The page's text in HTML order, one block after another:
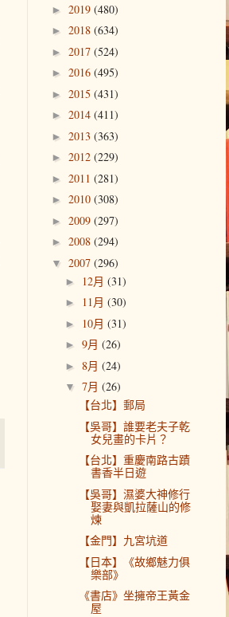
► 2019 (480)
► 2018 (634)
► 2017 (524)
► 2016 (495)
► 2015 (431)
► 2014 (411)
► 2013 (363)
► 2012 (229)
► 2011 (281)
► 2010 (308)
► 2009 (297)
► 2008 (294)
▼ 2007 (296)
► 12月 (31)
► 11月 (30)
► 10月 (31)
► 9月 (26)
► 8月 (24)
▼ 7月 (26)
【台北】郵局
【吳哥】誰要老夫子乾
女兒畫的卡片？
【台北】重慶南路古蹟
書香半日遊
【吳哥】濕婆大神修行
娶妻與凱拉薩山的修
煉
【金門】九宮坑道
【日本】《故鄉魅力俱
樂部》
《書店》坐擁帝王黃金
屋